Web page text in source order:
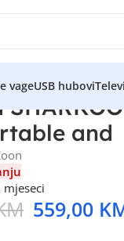
vageUSB hubovi
and
mjeseci
559,00